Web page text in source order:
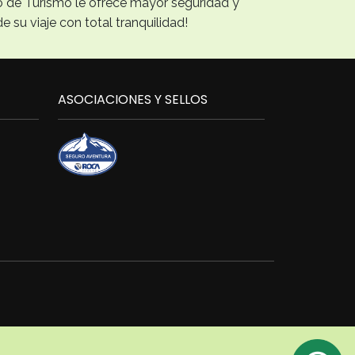
su viaje con total tranquilidad!
ASOCIACIONES Y SELLOS